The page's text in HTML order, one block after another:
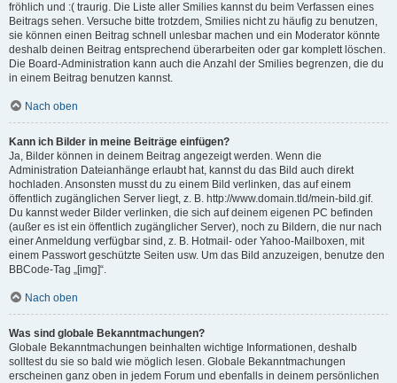
fröhlich und :( traurig. Die Liste aller Smilies kannst du beim Verfassen eines
Beitrags sehen. Versuche bitte trotzdem, Smilies nicht zu häufig zu benutzen,
sie können einen Beitrag schnell unlesbar machen und ein Moderator könnte
deshalb deinen Beitrag entsprechend überarbeiten oder gar komplett löschen.
Die Board-Administration kann auch die Anzahl der Smilies begrenzen, die du
in einem Beitrag benutzen kannst.
Nach oben
Kann ich Bilder in meine Beiträge einfügen?
Ja, Bilder können in deinem Beitrag angezeigt werden. Wenn die
Administration Dateianhänge erlaubt hat, kannst du das Bild auch direkt
hochladen. Ansonsten musst du zu einem Bild verlinken, das auf einem
öffentlich zugänglichen Server liegt, z. B. http://www.domain.tld/mein-bild.gif.
Du kannst weder Bilder verlinken, die sich auf deinem eigenen PC befinden
(außer es ist ein öffentlich zugänglicher Server), noch zu Bildern, die nur nach
einer Anmeldung verfügbar sind, z. B. Hotmail- oder Yahoo-Mailboxen, mit
einem Passwort geschützte Seiten usw. Um das Bild anzuzeigen, benutze den
BBCode-Tag „[img]“.
Nach oben
Was sind globale Bekanntmachungen?
Globale Bekanntmachungen beinhalten wichtige Informationen, deshalb
solltest du sie so bald wie möglich lesen. Globale Bekanntmachungen
erscheinen ganz oben in jedem Forum und ebenfalls in deinem persönlichen